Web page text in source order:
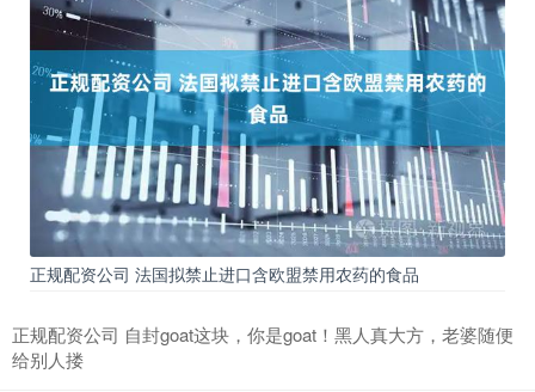
正规配资公司 法国拟禁止进口含欧盟禁用农药的食品
正规配资公司 自封goat这块，你是goat！黑人真大方，老婆随便
给别人搂